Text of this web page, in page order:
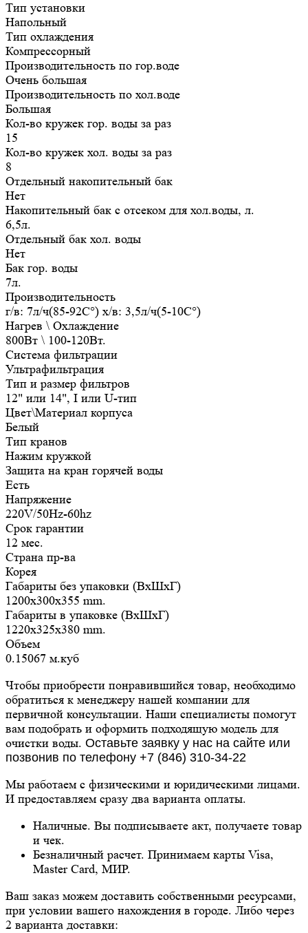
Тип установки
Напольный
Тип охлаждения
Компрессорный
Производительность по гор.воде
Очень большая
Производительность по хол.воде
Большая
Кол-во кружек гор. воды за раз
15
Кол-во кружек хол. воды за раз
8
Отдельный накопительный бак
Нет
Накопительный бак с отсеком для хол.воды, л.
6,5л.
Отдельный бак хол. воды
Нет
Бак гор. воды
7л.
Производительность
г/в: 7л/ч(85-92C°) х/в: 3,5л/ч(5-10C°)
Нагрев \ Охлаждение
800Вт \ 100-120Вт.
Система фильтрации
Ультрафильтрация
Тип и размер фильтров
12" или 14", I или U-тип
Цвет\Материал корпуса
Белый
Тип кранов
Нажим кружкой
Защита на кран горячей воды
Есть
Напряжение
220V/50Hz-60hz
Срок гарантии
12 мес.
Страна пр-ва
Корея
Габариты без упаковки (ВxШxГ)
1200x300x355 mm.
Габариты в упаковке (ВxШxГ)
1220x325x380 mm.
Объем
0.15067 м.куб
Чтобы приобрести понравившийся товар, необходимо
обратиться к менеджеру нашей компании для
первичной консультации. Наши специалисты помогут
вам подобрать и оформить подходящую модель для
очистки воды. Оставьте заявку у нас на сайте или
позвонив по телефону +7 (846) 310-34-22
Мы работаем с физическими и юридическими лицами.
И предоставляем сразу два варианта оплаты.
Наличные. Вы подписываете акт, получаете товар
и чек.
Безналичный расчет. Принимаем карты Visa,
Master Card, МИР.
Ваш заказ можем доставить собственными ресурсами,
при условии вашего нахождения в городе. Либо через
2 варианта доставки: